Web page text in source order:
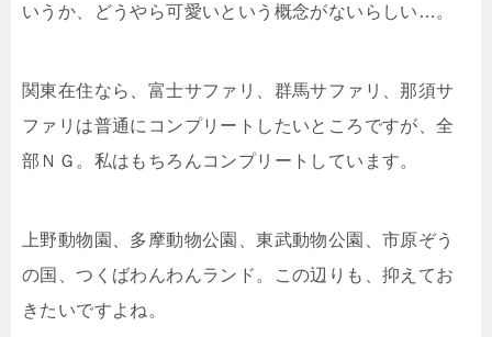
いうか、どうやら可愛いという概念がないらしい…。
関東在住なら、富士サファリ、群馬サファリ、那須サ
ファリは普通にコンプリートしたいところですが、全
部ＮＧ。私はもちろんコンプリートしています。
上野動物園、多摩動物公園、東武動物公園、市原ぞう
の国、つくばわんわんランド。この辺りも、抑えてお
きたいですよね。